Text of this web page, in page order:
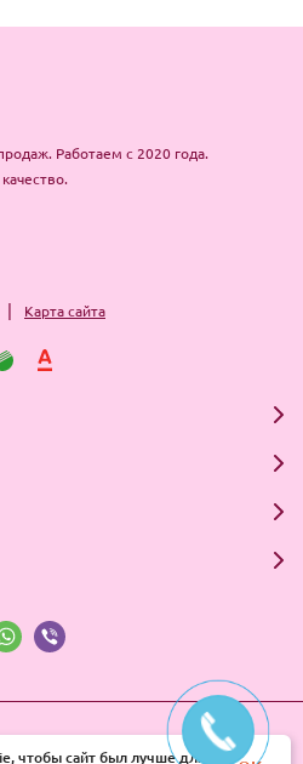
Работаем с 2020 года.
| Карта сайта
Все права защищены
чтобы сайт был лучше для